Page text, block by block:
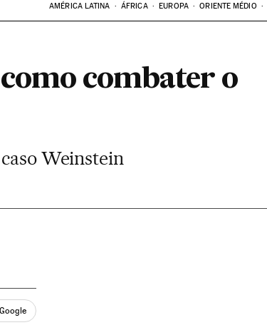
AMÉRICA LATINA ÁFRICA EUROPA ORIENTE MÉDIO
combater o
Weinstein